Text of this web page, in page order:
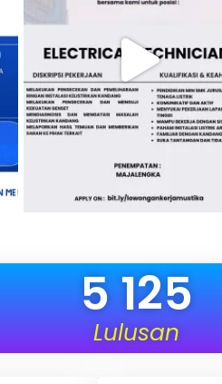
Lulusan
5 125